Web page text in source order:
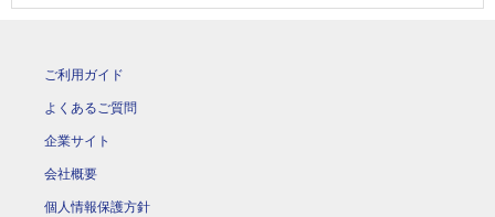
ご利用ガイド
よくあるご質問
企業サイト
会社概要
個人情報保護方針